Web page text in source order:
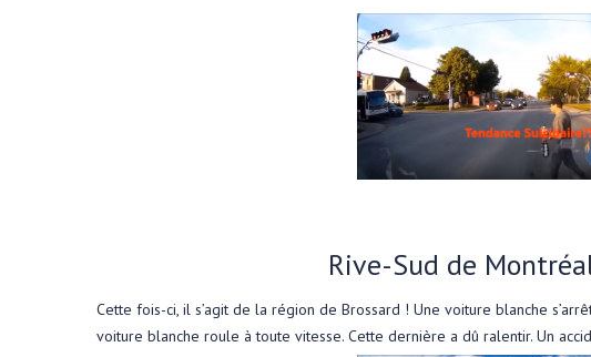
Rive-Sud de
Cette fois-ci, il s’agit de la région de Brossard ! Une voiture blanche
voiture blanche roule à toute vitesse. Cette dernière a dû ralentir. Un